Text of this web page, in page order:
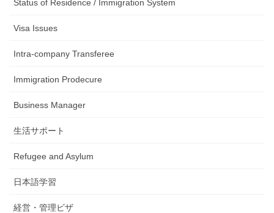
Status of Residence / Immigration System
Visa Issues
Intra-company Transferee
Immigration Prodecure
Business Manager
生活サポート
Refugee and Asylum
日本語学習
経営・管理ビザ